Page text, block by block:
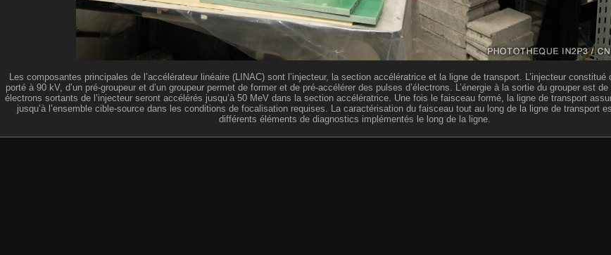
Les composantes principales de l’accélérateur linéaire (LINAC) sont l’injecteur, la section accélératrice et la ligne de transport. L’injecteur constitué
porté à 90 kV, d’un pré-groupeur et d’un groupeur permet de former et de pré-accélérer des pulses d’électrons. L’énergie à la sortie du grouper est
électrons sortants de l’injecteur seront accélérés jusqu’à 50 MeV dans la section accélératrice. Une fois le faisceau formé, la ligne de transport
jusqu’à l’ensemble cible-source dans les conditions de focalisation requises. La caractérisation du faisceau tout au long de la ligne de transport
différents éléments de diagnostics implémentés le long de la ligne.